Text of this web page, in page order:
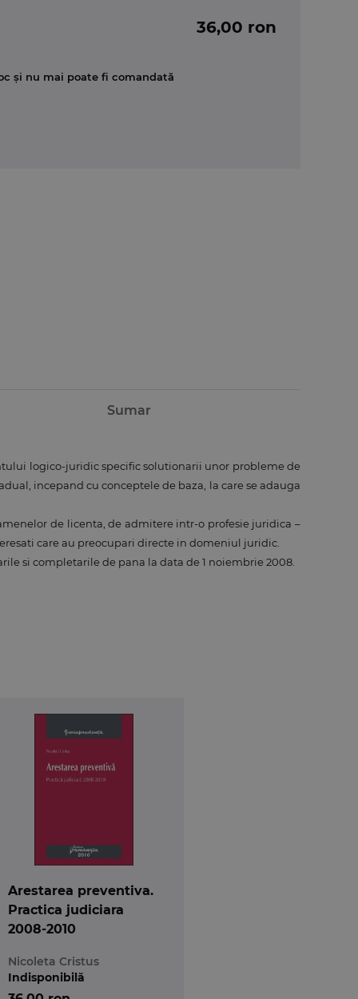
36,00 ron
și nu mai poate fi comandată
Sumar
logico-juridic specific solutionarii unor probleme de
incepand cu conceptele de baza, la care se adauga
de licenta, de admitere intr-o profesie juridica –
care au preocupari directe in domeniul juridic.
si completarile de pana la data de 1 noiembrie 2008.
Arestarea preventiva.
Practica judiciara
2008-2010
Nicoleta Cristus
Indisponibilă